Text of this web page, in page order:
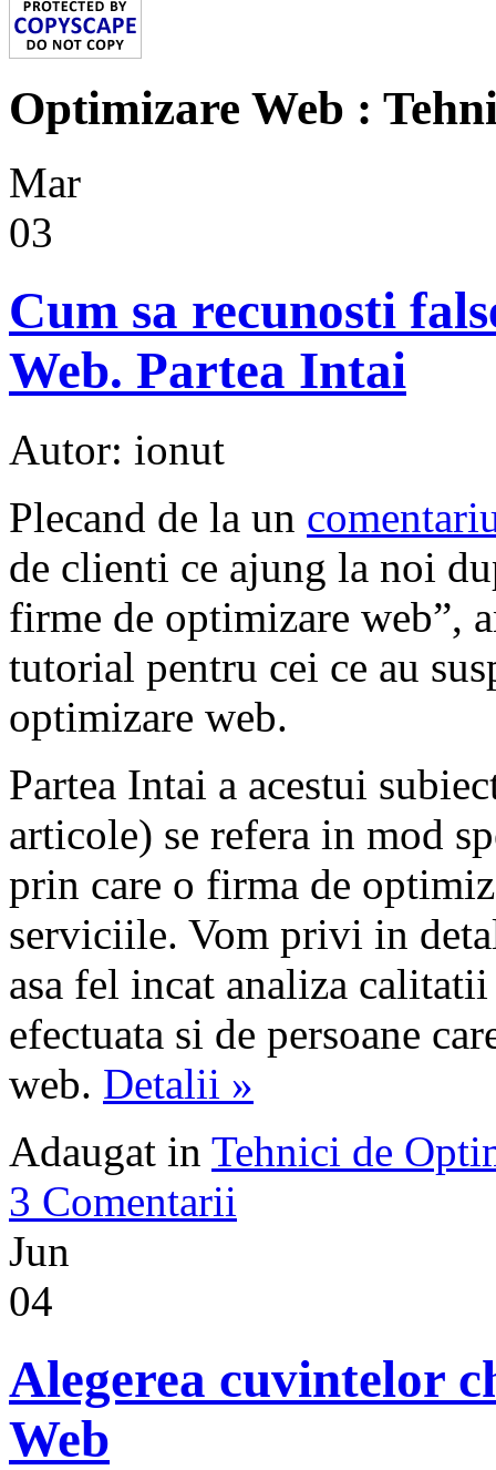
Optimizare Web :
Mar
03
Cum sa recunosti
Web. Partea Intai
Autor: ionut
Plecand de la un
de clienti ce ajung la noi
firme de optimizare web”,
tutorial pentru cei ce au
optimizare web.
Partea Intai a acestui
articole) se refera in mod
prin care o firma de
serviciile. Vom privi in
asa fel incat analiza
efectuata si de persoane
web. Detalii »
Adaugat in Tehnici de
3 Comentarii
Jun
04
Alegerea cuvintelor
Web